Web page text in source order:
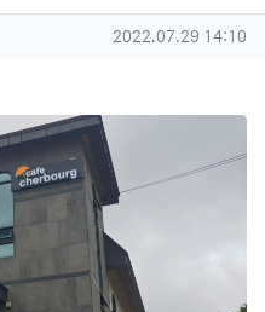
작성일
2022.07.29 14:10